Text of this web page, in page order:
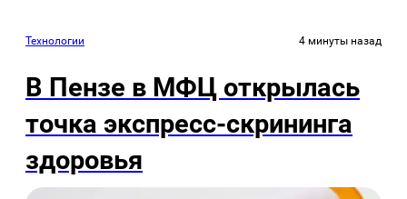
Технологии 4 минуты назад
В Пензе в МФЦ открылась
точка экспресс-скрининга
здоровья